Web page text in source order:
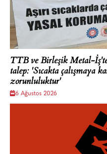
TTB ve Birleşik Metal-
talep: 'Sıcakta çalışmaya
zorunluluktur'
6 Ağustos 2026